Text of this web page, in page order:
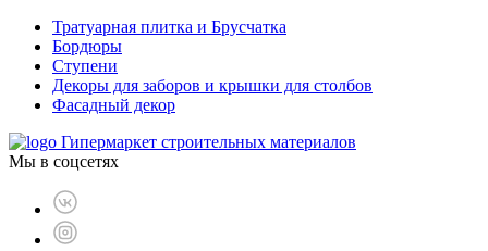
Тратуарная плитка и Брусчатка
Бордюры
Ступени
Декоры для заборов и крышки для столбов
Фасадный декор
Гипермаркет строительных материалов
Мы в соцсетях